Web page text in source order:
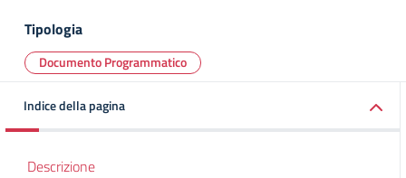
Tipologia
Documento Programmatico
Indice della pagina
Descrizione